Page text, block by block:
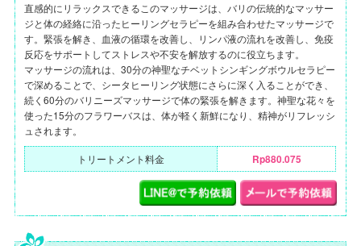
直感的にリラックスできるこのマッサージは、バリの伝統的なマッサー
ジと体の経絡に沿ったヒーリングセラピーを組み合わせたマッサージで
す。緊張を解き、血液の循環を改善し、リンパ液の流れを改善し、免疫
反応をサポートしてストレスや不安を解放するのに役立ちます。
マッサージの流れは、30分の神聖なチベットシンギングボウルセラピー
で深めることで、シータヒーリング状態にさらに深く入ることができ、
続く60分のバリニーズマッサージで体の緊張を解きます。神聖な花々を
使った15分のフラワーバスは、体が軽く新鮮になり、精神がリフレッシ
ュされます。
トリートメント料金 Rp880.075